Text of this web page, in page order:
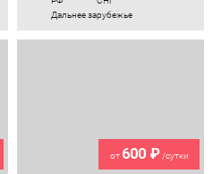
Дальнее зарубежье
от 600 ₽/сутки